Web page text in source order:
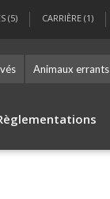
(5) CARRIÈRE (1)
Animaux errants